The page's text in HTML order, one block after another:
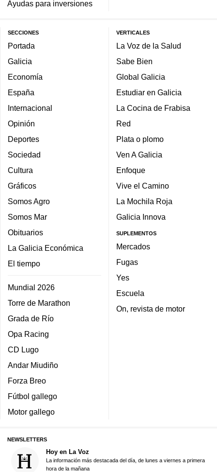
Ayudas para inversiones
SECCIONES
Portada
Galicia
Economía
España
Internacional
Opinión
Deportes
Sociedad
Cultura
Gráficos
Somos Agro
Somos Mar
Obituarios
La Galicia Económica
El tiempo
Mundial 2026
Torre de Marathon
Grada de Río
Opa Racing
CD Lugo
Andar Miudiño
Forza Breo
Fútbol gallego
Motor gallego
VERTICALES
La Voz de la Salud
Sabe Bien
Global Galicia
Estudiar en Galicia
La Cocina de Frabisa
Red
Plata o plomo
Ven A Galicia
Enfoque
Vive el Camino
La Mochila Roja
Galicia Innova
SUPLEMENTOS
Mercados
Fugas
Yes
Escuela
On, revista de motor
NEWSLETTERS
Hoy en La Voz
La información más destacada del día, de lunes a viernes a primera
hora de la mañana